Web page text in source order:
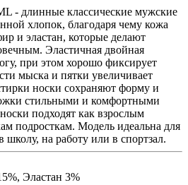
- длинные классические мужские
хлопок, благодаря чему кожа
и эластан, которые делают
Эластичная двойная
при этом хорошо фиксирует
мыска и пятки увеличивает
носки сохраняют форму и
стильными и комфортными
подходят как взрослым
подросткам. Модель идеальна для
на работу или в спортзал.
Эластан 3%